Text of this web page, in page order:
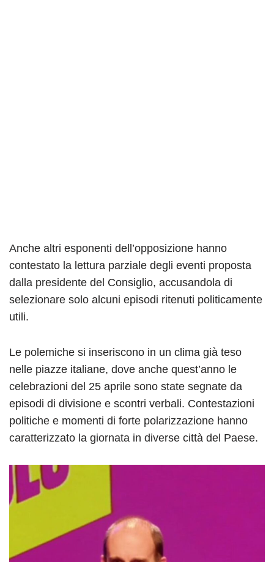
Anche altri esponenti dell’opposizione hanno
contestato la lettura parziale degli eventi proposta
dalla presidente del Consiglio, accusandola di
selezionare solo alcuni episodi ritenuti politicamente
utili.
Le polemiche si inseriscono in un clima già teso
nelle piazze italiane, dove anche quest’anno le
celebrazioni del 25 aprile sono state segnate da
episodi di divisione e scontri verbali. Contestazioni
politiche e momenti di forte polarizzazione hanno
caratterizzato la giornata in diverse città del Paese.